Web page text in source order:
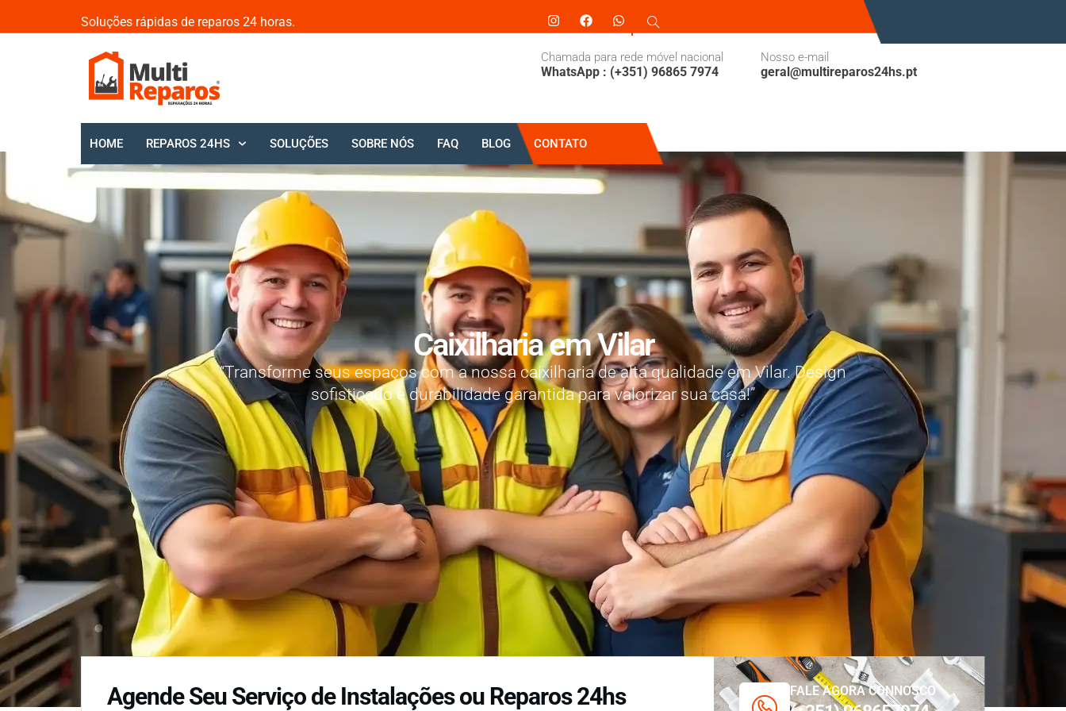
Soluções rápidas de reparos 24 horas.
Chamada para rede móvel nacional
WhatsApp : (+351) 96865 7974
Nosso e-mail
geral@multireparos24hs.pt
HOME REPAROS 24HS SOLUÇÕES SOBRE NÓS FAQ BLOG CONTATO
Caixilharia em Vilar
“Transforme seus espaços com a nossa caixilharia de alta qualidade em Vilar. Design
sofisticado e durabilidade garantida para valorizar sua casa!”
Agende Seu Serviço de Instalações ou Reparos 24hs FALE AGORA CONNOSCO